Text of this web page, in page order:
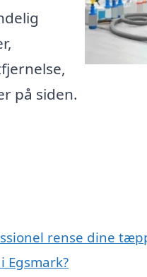
på siden.
rense dine